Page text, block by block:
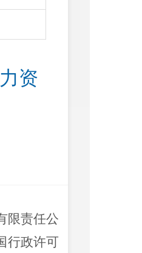
资
限责任公
行政许可